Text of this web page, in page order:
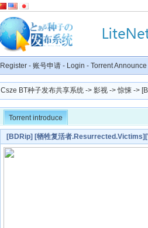
Register - 账号申请 - Login - Torrent Announce
Csze BT种子发布共享系统 -> 影视 ->惊悚 ->
Torrent introduce
[BDRip] [牺牲复活者